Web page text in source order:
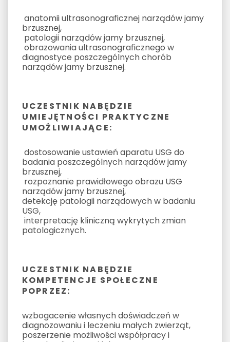
anatomii ultrasonograficznej narządów jamy
brzusznej,
patologii narządów jamy brzusznej,
obrazowania ultrasonograficznego w
diagnostyce poszczególnych chorób
narządów jamy brzusznej.
UCZESTNIK NABĘDZIE
UMIEJĘTNOŚCI PRAKTYCZNE
UMOŻLIWIAJĄCE:
dostosowanie ustawień aparatu USG do
badania poszczególnych narządów jamy
brzusznej,
rozpoznanie prawidłowego obrazu USG
narządów jamy brzusznej,
detekcję patologii narządowych w badaniu
USG,
interpretację kliniczną wykrytych zmian
patologicznych.
UCZESTNIK NABĘDZIE
KOMPETENCJE SPOŁECZNE
POPRZEZ:
wzbogacenie własnych doświadczeń w
diagnozowaniu i leczeniu małych zwierząt,
poszerzenie możliwości współpracy i